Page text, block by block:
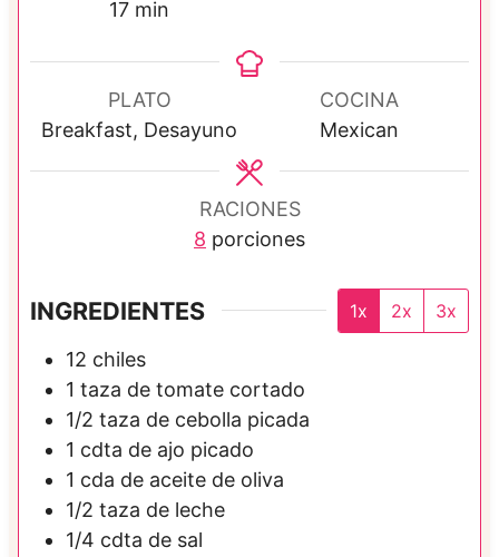
17m
n
u
t
min
u
t
o
PLATO
Breakfast, Desayuno
COCINA
Mexican
RACIONES
8 porciones
INGREDIENTES 1x 2x 3x
12 chiles
1 taza de tomate cortado
1/2 taza de cebolla picada
1 cdta de ajo picado
1 cda de aceite de oliva
1/2 taza de leche
1/4 cdta de sal